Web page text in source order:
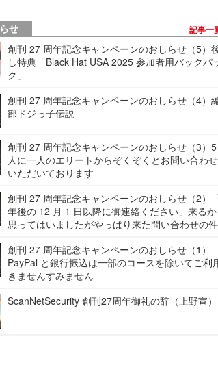
せ 記事一
創刊 27 周年記念キャンペーンのおしらせ（5）
し特典「Black Hat USA 2025 参加者用バックパ
ク」
創刊 27 周年記念キャンペーンのおしらせ（4）
部ドジっ子伝説
創刊 27 周年記念キャンペーンのおしらせ（3）
人に一人のエリートからぞくぞくとお問い合わ
いただいております
創刊 27 周年記念キャンペーンのおしらせ（2）
年後の 12 月 1 日以降に御連絡ください」来るか
思ってはいましたがやっぱり来た問い合わせの件
創刊 27 周年記念キャンペーンのおしらせ（1）
PayPal と銀行振込は一部のコースを除いてご利
きませんすみません
ScanNetSecurity 創刊27周年御礼の辞（上野宣）